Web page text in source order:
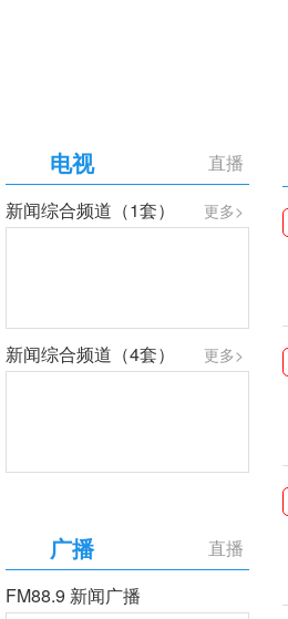
直播
电视
更多>
新闻综合频道（1套）
更多>
新闻综合频道（4套）
直播
广播
FM88.9 新闻广播